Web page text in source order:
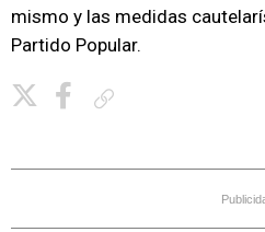
mismo y las medidas
Partido Popular.